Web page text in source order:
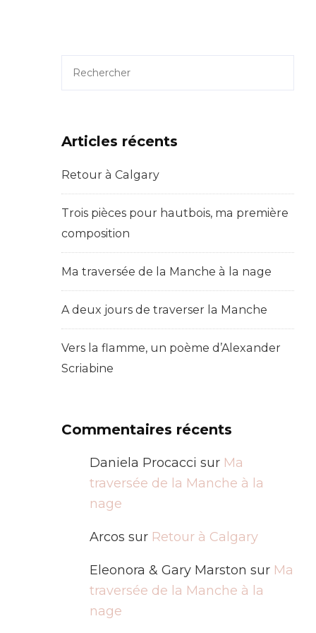
Articles récents
Retour à Calgary
Trois pièces pour hautbois, ma première
composition
Ma traversée de la Manche à la nage
A deux jours de traverser la Manche
Vers la flamme, un poème d’Alexander
Scriabine
Commentaires récents
Daniela Procacci sur Ma
traversée de la Manche à la
nage
Arcos sur Retour à Calgary
Eleonora & Gary Marston sur Ma
traversée de la Manche à la
nage